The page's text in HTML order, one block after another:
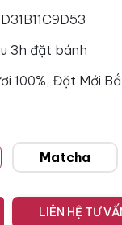
3h đặt bánh
100%, Đặt Mới
Matcha
LIÊN HỆ TƯ